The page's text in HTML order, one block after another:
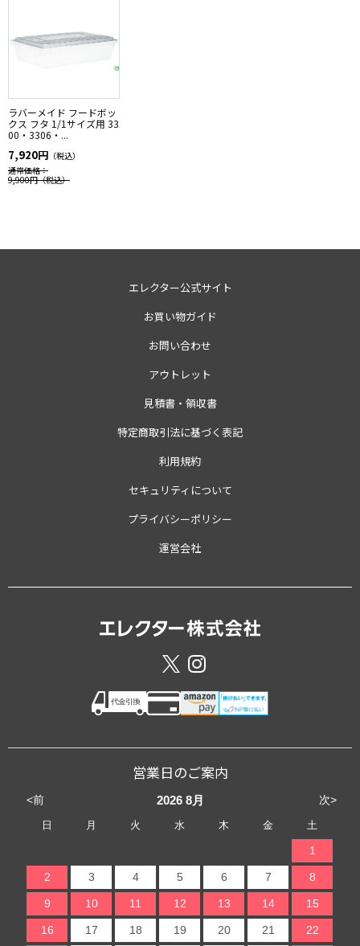
ラバーメイド フードボッ
クス フタ 1/1サイズ用 33
00・3306・...
7,920円 （税込）
通常価格：
9,900円（税込）
エレクター公式サイト
お買い物ガイド
お問い合わせ
アウトレット
見積書・領収書
特定商取引法に基づく表記
利用規約
セキュリティについて
プライバシーポリシー
運営会社
営業日のご案内
<前 次>
2026 8月
日 月 火 水 木 金 土
1
2 3 4 5 6 7 8
9 10 11 12 13 14 15
16 17 18 19 20 21 22